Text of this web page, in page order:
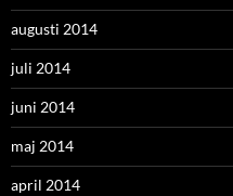
augusti 2014
juli 2014
juni 2014
maj 2014
april 2014